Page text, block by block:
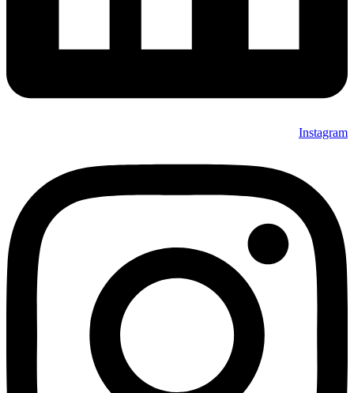
Instagram